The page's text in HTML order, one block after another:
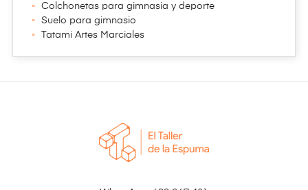
Colchonetas para gimnasia y deporte
Suelo para gimnasio
Tatami Artes Marciales